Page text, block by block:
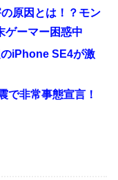
原因とは！？モン
ゲーマー困惑中
iPhone SE4が激
で非常事態宣言！